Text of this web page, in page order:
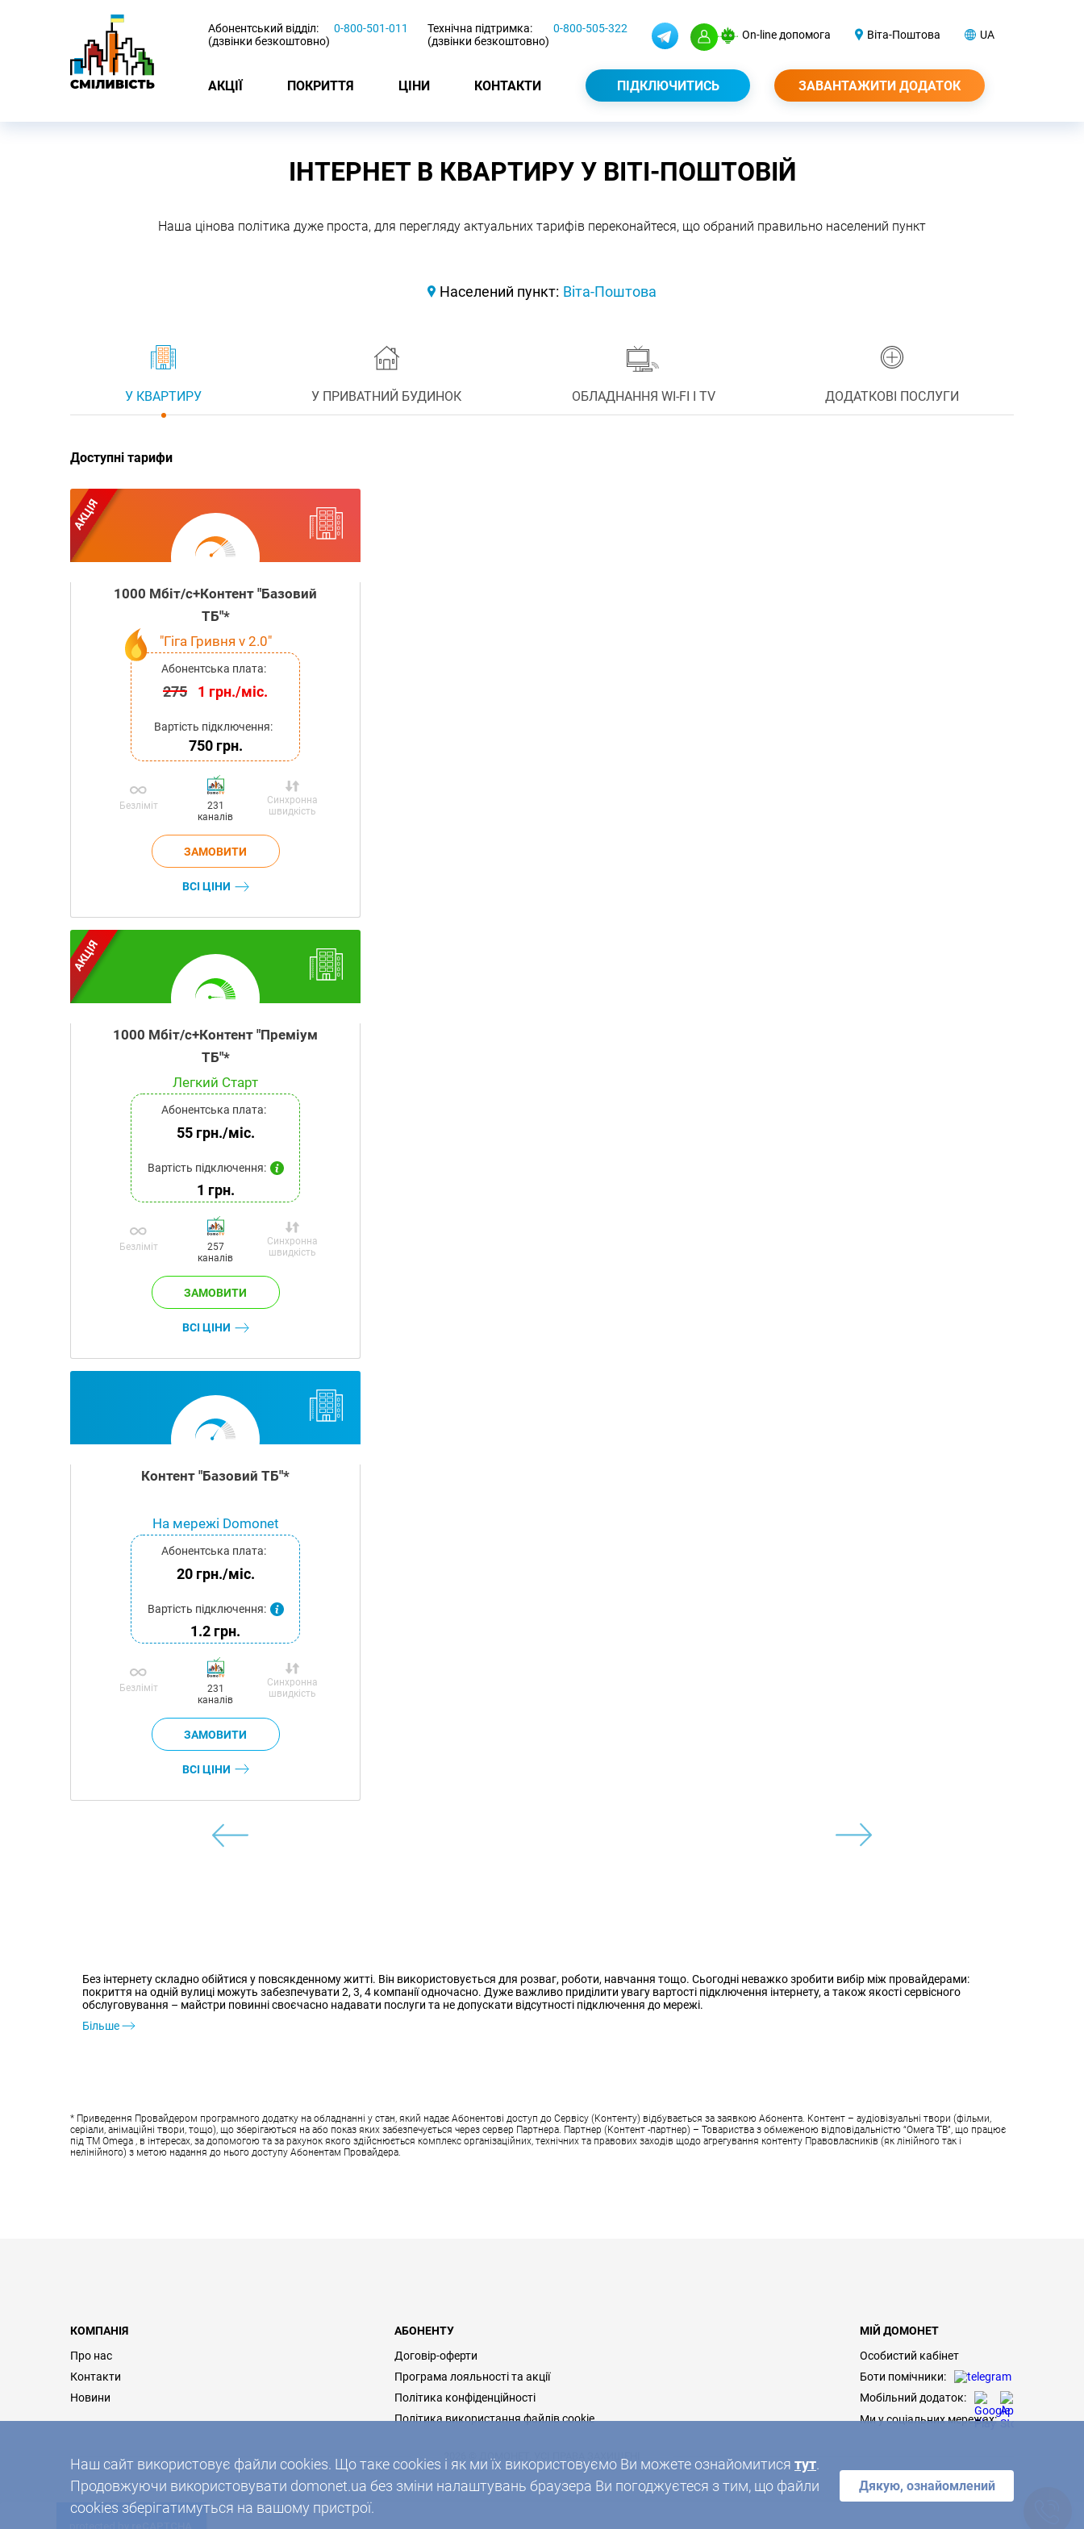
Наш сайт використовує файли cookies. Що таке cookies і як ми їх використовуємо Ви можете ознайомитися тут.
Продовжуючи використовувати domonet.ua без зміни налаштувань браузера Ви погоджуєтеся з тим, що файли
cookies зберігатимуться на вашому пристрої.
Дякую, ознайомлений
Абонентський відділ:
(дзвінки безкоштовно)
0-800-501-011
Технічна підтримка:
(дзвінки безкоштовно)
0-800-505-322 On-line допомога Віта-Поштова UA
АКЦІЇ ПОКРИТТЯ ЦІНИ КОНТАКТИ ПІДКЛЮЧИТИСЬ ЗАВАНТАЖИТИ ДОДАТОК
ІНТЕРНЕТ В КВАРТИРУ У ВІТІ-ПОШТОВІЙ
Наша цінова політика дуже проста, для перегляду актуальних тарифів переконайтеся, що обраний правильно населений пункт
Населений пункт: Віта-Поштова
У КВАРТИРУ У ПРИВАТНИЙ БУДИНОК ОБЛАДНАННЯ WI-FI І TV ДОДАТКОВІ ПОСЛУГИ
Доступні тарифи
АКЦІЯ
1000 Мбіт/с+Контент "Базовий
ТБ"*
"Гіга Гривня v 2.0"
Абонентська плата:
275 1 грн./міс.
Вартість підключення:
750 грн.
Безліміт
231
каналів
Синхронна
швидкість
ВСІ ЦІНИ
АКЦІЯ
1000 Мбіт/с+Контент "Преміум
ТБ"*
Легкий Старт
Абонентська плата:
55 грн./міс.
Вартість підключення:
1 грн.
Безліміт
257
каналів
Синхронна
швидкість
ВСІ ЦІНИ
Контент "Базовий ТБ"*
На мережі Domonet
Абонентська плата:
20 грн./міс.
Вартість підключення:
1.2 грн.
Безліміт
231
каналів
Синхронна
швидкість
ВСІ ЦІНИ
Без інтернету складно обійтися у повсякденному житті. Він використовується для розваг, роботи, навчання тощо. Сьогодні неважко зробити вибір між провайдерами:
покриття на одній вулиці можуть забезпечувати 2, 3, 4 компанії одночасно. Дуже важливо приділити увагу вартості підключення інтернету, а також якості сервісного
обслуговування – майстри повинні своєчасно надавати послуги та не допускати відсутності підключення до мережі.
Більше
* Приведення Провайдером програмного додатку на обладнанні у стан, який надає Абонентові доступ до Сервісу (Контенту) відбувається за заявкою Абонента. Контент – аудіовізуальні твори (фільми,
серіали, анімаційні твори, тощо), що зберігаються на або показ яких забезпечується через сервер Партнера. Партнер (Контент -партнер) – Товариства з обмеженою відповідальністю “Омега ТВ”, що працює
під ТМ Omega , в інтересах, за допомогою та за рахунок якого здійснюється комплекс організаційних, технічних та правових заходів щодо агрегування контенту Правовласників (як лінійного так і
нелінійного) з метою надання до нього доступу Абонентам Провайдера.
КОМПАНІЯ
Про нас
Контакти
Новини
АБОНЕНТУ
Договір-оферти
Програма лояльності та акції
Політика конфіденційності
Політика використання файлів cookie
МІЙ ДОМОНЕТ
Особистий кабінет
Боти помічники:
Мобільний додаток:
Ми у соціальних мережах:
2026 © ДОМОНЕТ, УСІ ПРАВА ЗАХИЩЕНІ